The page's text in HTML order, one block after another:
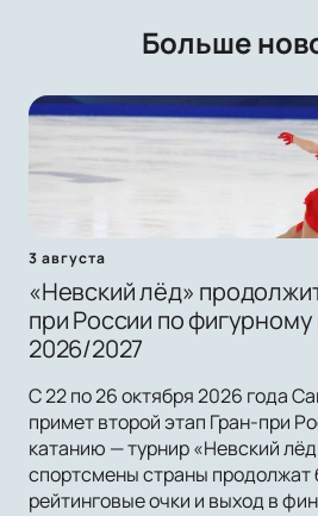
Больше
3 августа
«Невский лёд»
при России по
2026/2027
С 22 по 26 октября 2026 года
примет второй этап Гран-при
катанию — турнир «Невский
спортсмены страны продолжат
рейтинговые очки и выход в